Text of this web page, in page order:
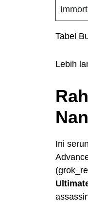
Tabel
Lebih
Ini